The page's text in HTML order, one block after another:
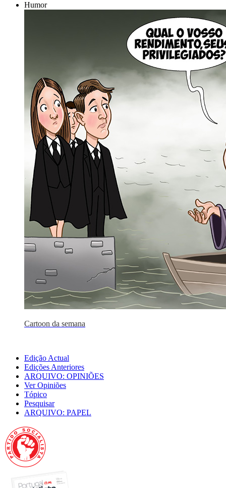
Humor
Cartoon da semana
Edição Actual
Edições Anteriores
ARQUIVO: OPINIÕES
Ver Opiniões
Tópico
Pesquisar
ARQUIVO: PAPEL